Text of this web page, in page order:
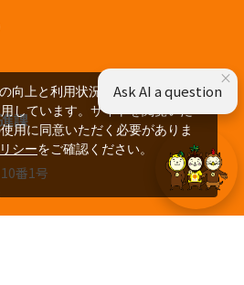
課
番1号
向上と利用状況の解析、広告配
しています。サイトを閲覧いた
用に同意いただく必要がありま
シーをご確認ください。
×
Ask AI a question